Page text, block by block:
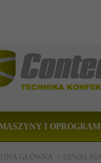
I
GŁÓWNA >